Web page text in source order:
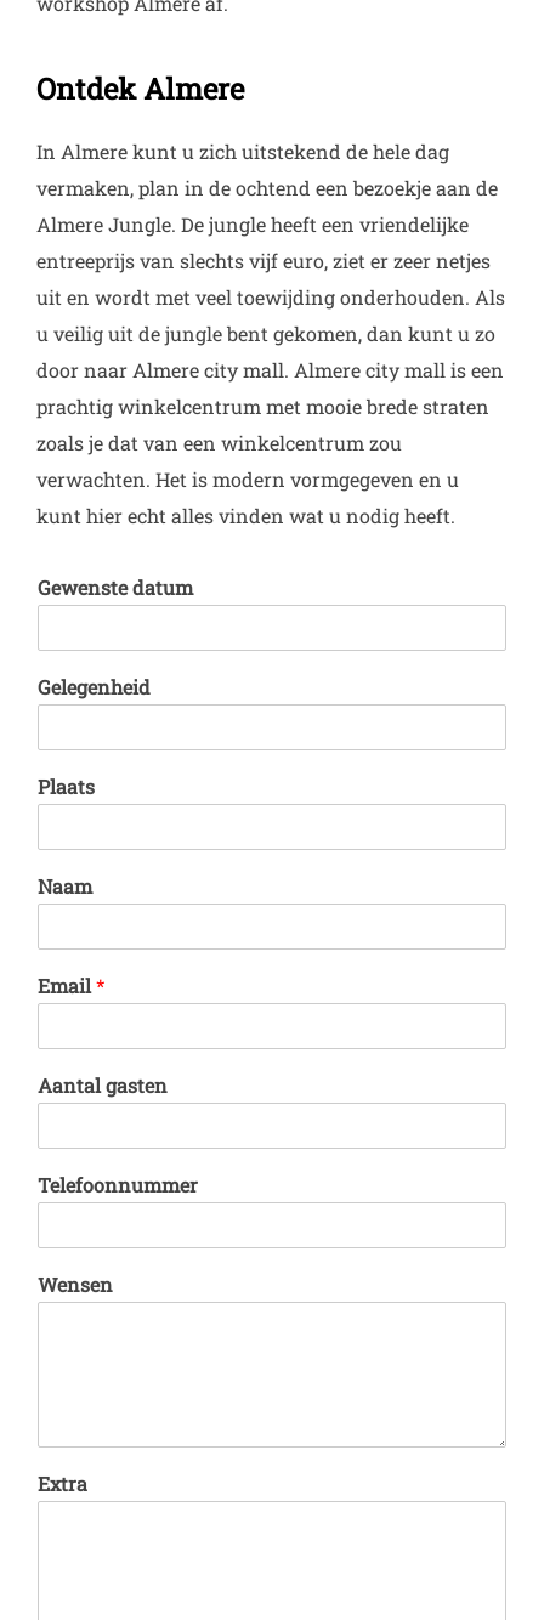
Ontdek Almere
In Almere kunt u zich uitstekend de hele dag
vermaken, plan in de ochtend een bezoekje aan de
Almere Jungle. De jungle heeft een vriendelijke
entreeprijs van slechts vijf euro, ziet er zeer netjes
uit en wordt met veel toewijding onderhouden. Als
u veilig uit de jungle bent gekomen, dan kunt u zo
door naar Almere city mall. Almere city mall is een
prachtig winkelcentrum met mooie brede straten
zoals je dat van een winkelcentrum zou
verwachten. Het is modern vormgegeven en u
kunt hier echt alles vinden wat u nodig heeft.
Gewenste datum
Gelegenheid
Plaats
Naam
Email*
Aantal gasten
Telefoonnummer
Wensen
Extra